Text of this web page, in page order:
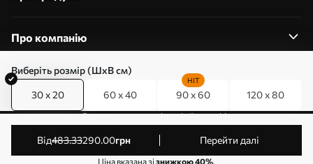
Виберіть розмір (ШхВ см)
30 x 20 60 x 40 90 x 60
HIT
120 x 80
від483.33290.00грн Перейти далі
Ціна вказана зізнижкою 40%.
Про компанію
0800357223
Редагування дозволів на файли cookie
© 2011-2026 Art-holst. Усі права захищені. Власник:
ТОВ “КЛЄВЄР”. Код ЄДРПОУ: 31780602.